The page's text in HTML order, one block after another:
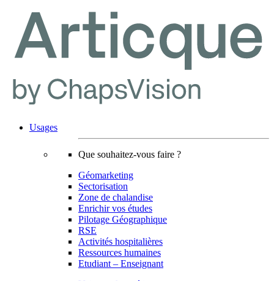
Usages
Que souhaitez-vous faire ?
Géomarketing
Sectorisation
Zone de chalandise
Enrichir vos études
Pilotage Géographique
RSE
Activités hospitalières
Ressources humaines
Etudiant – Enseignant